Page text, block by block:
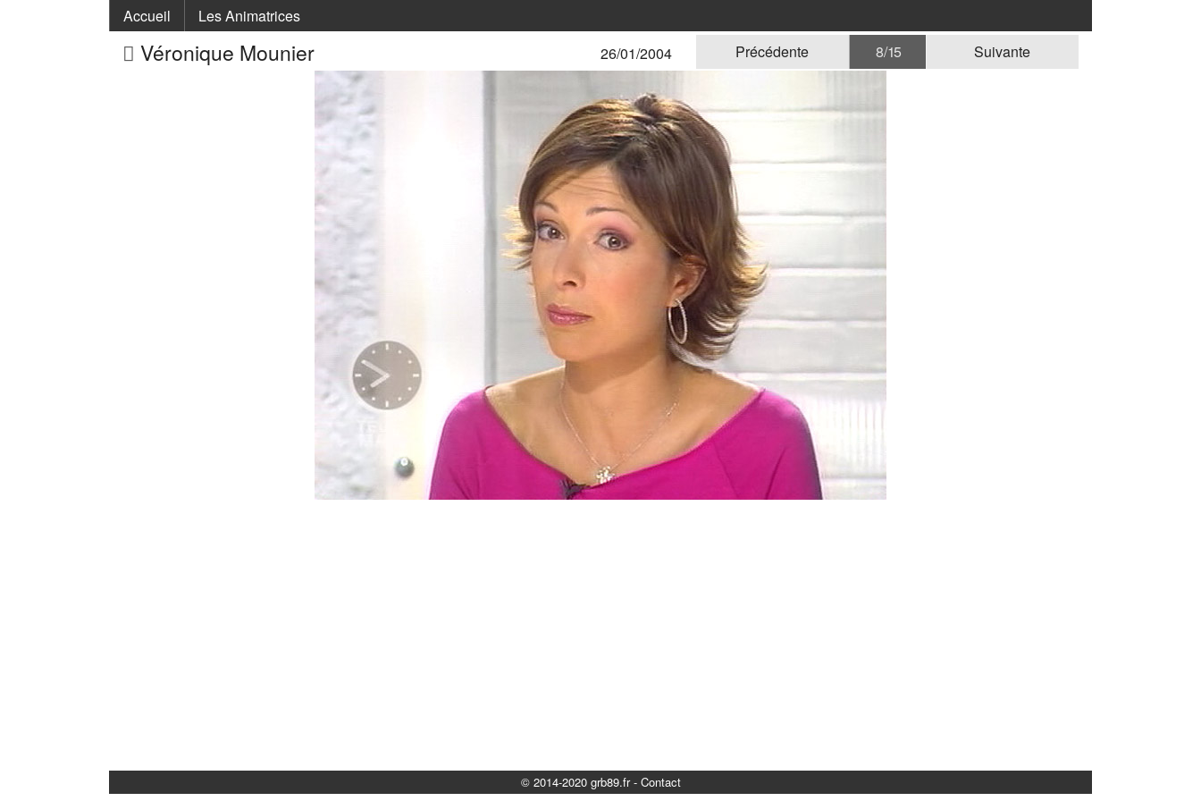
Accueil Les Animatrices
Véronique Mounier 26/01/2004 Précédente 8 / 15 Suivante
© 2014-2020 grb89.fr- Contact